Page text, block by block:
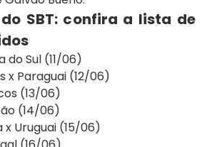
SBT: confira a lista de
do Sul (11/06)
x Paraguai (12/06)
(13/06)
(14/06)
x Uruguai (15/06)